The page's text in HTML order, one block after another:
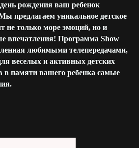
рождения ваш ребенок
предлагаем уникальное детское
не только море эмоций, но и
впечатления! Программа Show
любимыми телепередачами,
веселых и активных детских
в памяти вашего ребенка самые